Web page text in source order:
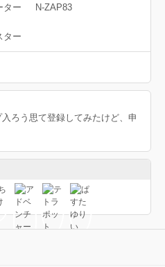
ター N-ZAP83
ター
ろう思て登録してみたけど、申